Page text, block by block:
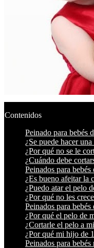
Contenidos
Peinado para bebés
¿Se puede hacer
¿Por qué no se le
¿Cuándo debe
Peinados para
¿Es bueno afeitar la
¿Puedo atar el pelo
¿Por qué no les
Peinados para bebés
¿Por qué el pelo de
¿Cortarle el pelo a
¿Por qué mi hijo de
Peinados para